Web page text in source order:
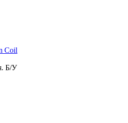
Coil
Б/У